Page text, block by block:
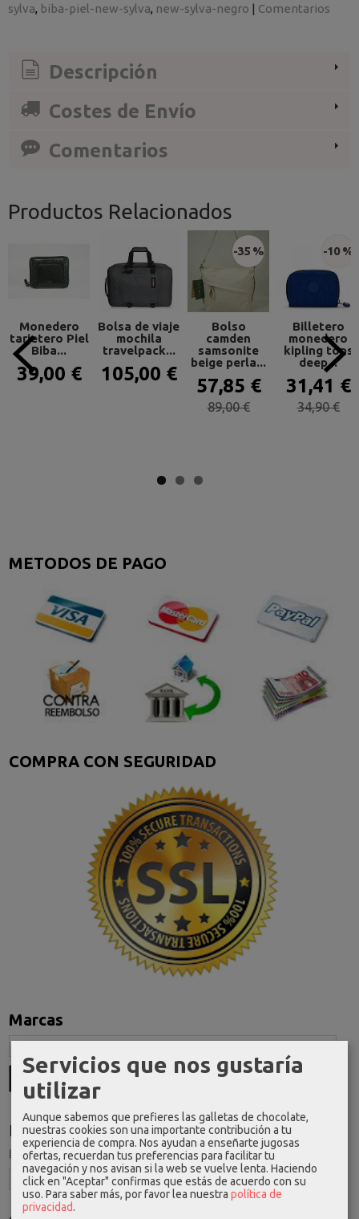
METODOS DE PAGO
COMPRA CON SEGURIDAD
Marcas
Idioma
sylva biba-piel-new-sylva new-sylva-negro | Comentarios
Descripción
Costes de Envío
Comentarios
Productos Relacionados
Monedero
tarjetero Piel
Biba...
39,00 €
Bolsa de viaje
mochila
travelpack...
105,00 €
-35 %
Bolso
camden
samsonite
beige perla...
57,85 €
89,00 €
-10 %
Billetero
monedero
kipling tops
deep...
31,41 €
34,90 €
Servicios que nos gustaría
utilizar
Aunque sabemos que prefieres las galletas de chocolate,
nuestras cookies son una importante contribución a tu
experiencia de compra. Nos ayudan a enseñarte jugosas
ofertas, recuerdan tus preferencias para facilitar tu
navegación y nos avisan si la web se vuelve lenta. Haciendo
click en "Aceptar" confirmas que estás de acuerdo con su
uso. Para saber más, por favor lea nuestra política de
privacidad.